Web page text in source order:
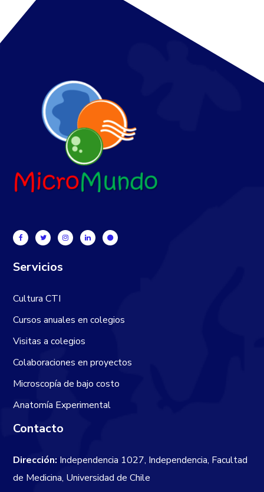
Servicios
Cultura CTI
Cursos anuales en colegios
Visitas a colegios
Colaboraciones en proyectos
Microscopía de bajo costo
Anatomía Experimental
Contacto
Dirección: Independencia 1027, Independencia, Facultad
de Medicina, Universidad de Chile